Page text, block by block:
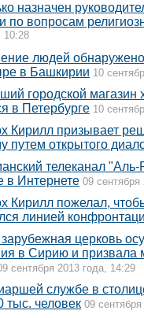
назначен
по вопросам
10:28
людей
в Башкирии 10
городской магазин
в Петербурге 10
Кирилл призывает
путем открытого
телеканал
в Интернете 09 сентября
Кирилл пожелал,
линией
зарубежная церковь
в Сирию и призвала
сентября 2013 года, 14:29
службе в
тыс. человек 09